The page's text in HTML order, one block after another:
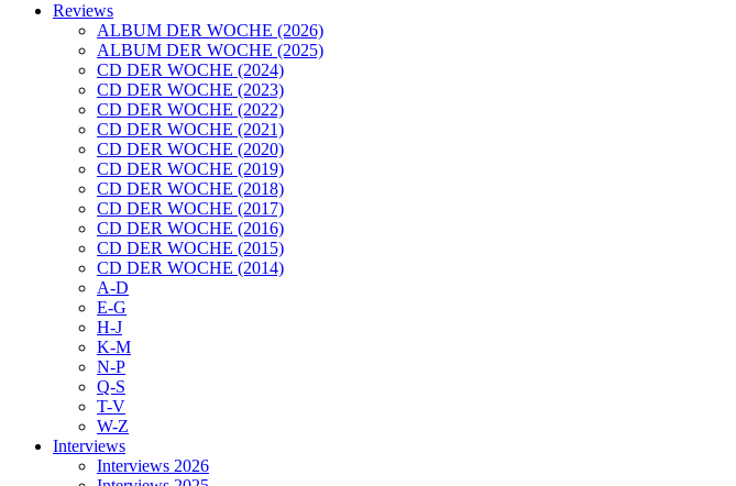
Reviews
ALBUM DER WOCHE (2026)
ALBUM DER WOCHE (2025)
CD DER WOCHE (2024)
CD DER WOCHE (2023)
CD DER WOCHE (2022)
CD DER WOCHE (2021)
CD DER WOCHE (2020)
CD DER WOCHE (2019)
CD DER WOCHE (2018)
CD DER WOCHE (2017)
CD DER WOCHE (2016)
CD DER WOCHE (2015)
CD DER WOCHE (2014)
A-D
E-G
H-J
K-M
N-P
Q-S
T-V
W-Z
Interviews
Interviews 2026